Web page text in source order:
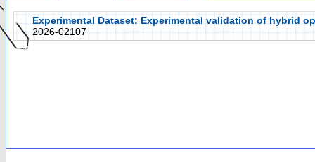
Experimental Dataset: Experimental validation of hybrid
2026-02107